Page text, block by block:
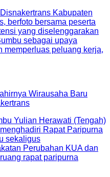
Wirausaha Baru